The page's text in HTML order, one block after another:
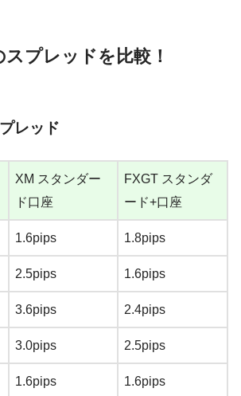
プレッドを比較！
レッド
XM スタンダー
ド口座
FXGT スタンダ
ード+口座
1.6pips 1.8pips
2.5pips 1.6pips
3.6pips 2.4pips
3.0pips 2.5pips
1.6pips 1.6pips